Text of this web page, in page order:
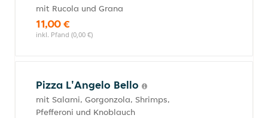
mit Rucola und Grana
11,00 €
inkl. Pfand (0,00 €)
Pizza L'Angelo Bello
mit Salami, Gorgonzola, Shrimps,
Pfefferoni und Knoblauch